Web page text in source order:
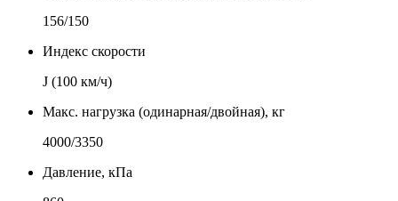
156/150
Индекс скорости
J (100 км/ч)
Макс. нагрузка (одинарная/двойная), кг
4000/3350
Давление, кПа